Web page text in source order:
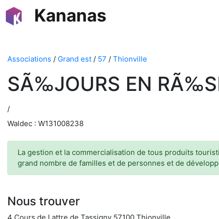
Kananas
Associations / Grand est / 57 / Thionville
SÃ‰JOURS EN
/
Waldec : W131008238
La gestion et la commercialisation de tous produits
grand nombre de familles et de personnes et de
Nous trouver